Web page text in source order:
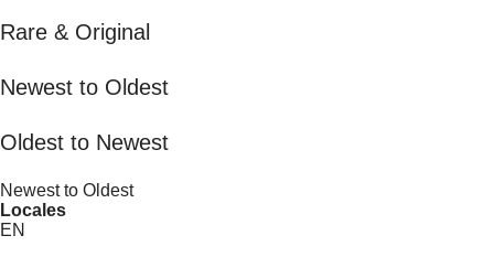
Rare & Original
Newest to Oldest
Oldest to Newest
Newest to Oldest
Locales
EN